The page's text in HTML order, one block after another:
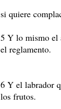
si quiere
5 Y lo mismo el
el reglamento.
6 Y el labrador
los frutos.